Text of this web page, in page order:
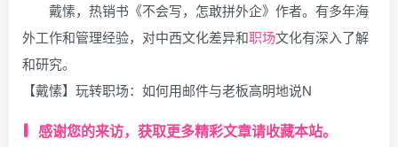
戴愫，热销书《不会写，怎敢拼外企》作者。有多年海
外工作和管理经验，对中西文化差异和职场文化有深入了解
和研究。
【戴愫】玩转职场：如何用邮件与老板高明地说N
感谢您的来访，获取更多精彩文章请收藏本站。